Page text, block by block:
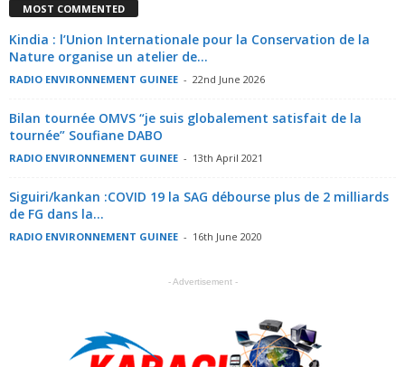
MOST COMMENTED
Kindia : l’Union Internationale pour la Conservation de la
Nature organise un atelier de...
RADIO ENVIRONNEMENT GUINEE - 22nd June 2026
Bilan tournée OMVS “je suis globalement satisfait de la
tournée” Soufiane DABO
RADIO ENVIRONNEMENT GUINEE - 13th April 2021
Siguiri/kankan :COVID 19 la SAG débourse plus de 2 milliards
de FG dans la...
RADIO ENVIRONNEMENT GUINEE - 16th June 2020
- Advertisement -